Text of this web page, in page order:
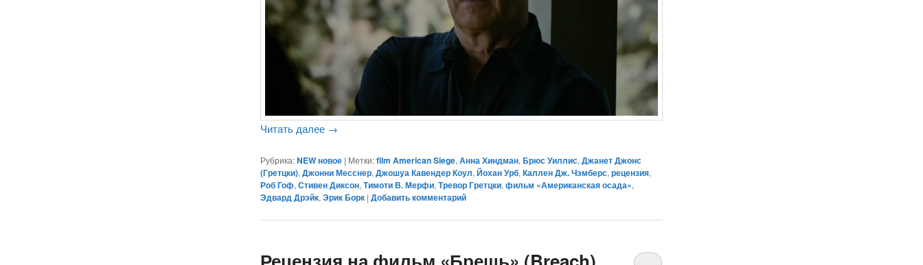
Читать далее →
Рубрика: NEW новое | Метки: film American Siege,Анна Хиндман,Брюс Уиллис,Джанет Джонс
(Гретцки),Джонни Месснер,Джошуа Кавендер Коул,Йохан Урб,Каллен Дж. Чэмберс,рецензия,
Роб Гоф,Стивен Диксон,Тимоти В. Мерфи,Тревор Гретцки,фильм «Американская осада»,
Эдвард Дрэйк,Эрик Борк |Добавить комментарий